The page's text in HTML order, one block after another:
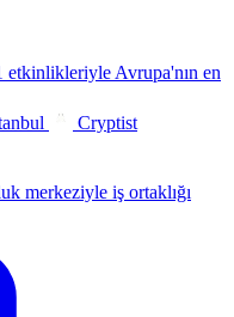
etkinlikleriyle Avrupa'nın en
Cryptist
merkeziyle iş ortaklığı